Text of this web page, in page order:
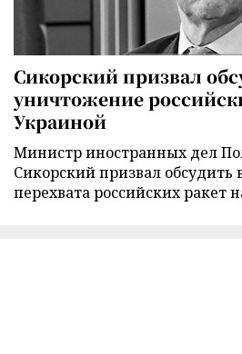
Сикорский призвал
уничтожение
Украиной
Министр иностранных дел
Сикорский призвал обсудить
перехвата российских ракет